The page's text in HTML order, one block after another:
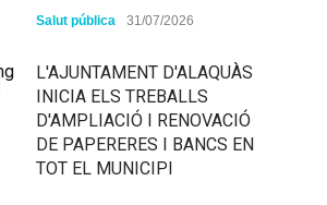
Salut pública 31/07/2026
L'AJUNTAMENT D'ALAQUÀS
INICIA ELS TREBALLS
D'AMPLIACIÓ I RENOVACIÓ
DE PAPERERES I BANCS EN
TOT EL MUNICIPI